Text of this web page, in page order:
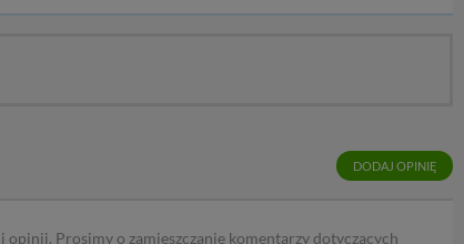
DODAJ OPINIĘ
Prosimy o zamieszczanie komentarzy dotyczących